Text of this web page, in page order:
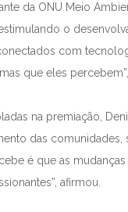
da ONU Meio
o
com
que eles
na premiação,
das comunidades,
é que as
afirmou.